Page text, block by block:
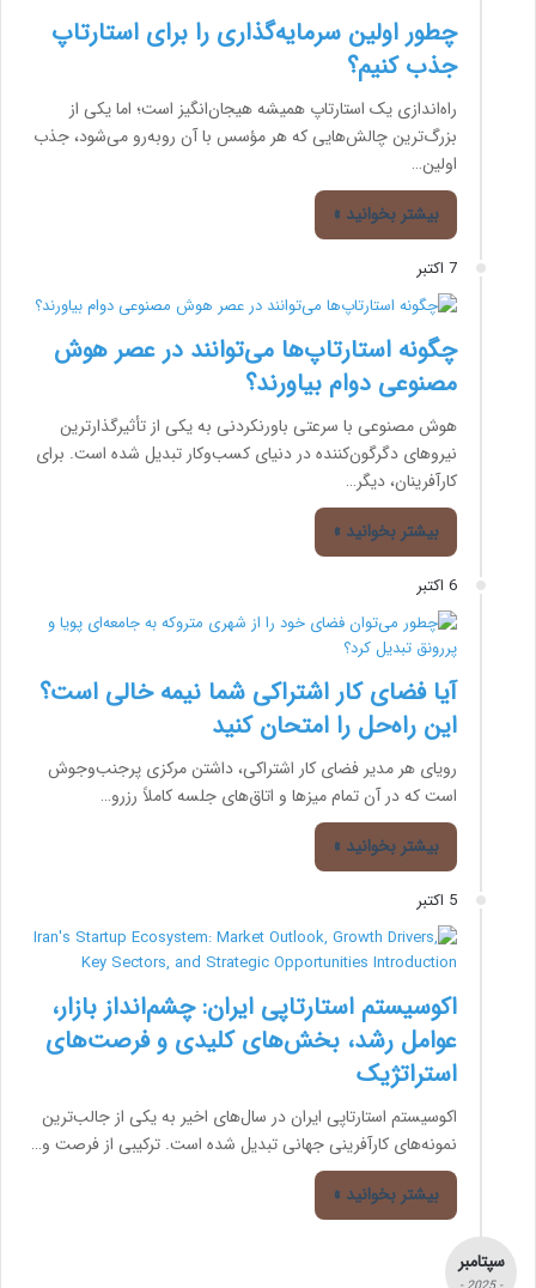
چطور اولین سرمایه‌گذاری را برای استارتاپ
جذب کنیم؟
راه‌اندازی یک استارتاپ همیشه هیجان‌انگیز است؛ اما یکی از
بزرگ‌ترین چالش‌هایی که هر مؤسس با آن روبه‌رو می‌شود، جذب
اولین…
بیشتر بخوانید »
7 اکتبر
چگونه استارتاپ‌ها می‌توانند در عصر هوش
مصنوعی دوام بیاورند؟
هوش مصنوعی با سرعتی باورنکردنی به یکی از تأثیرگذارترین
نیروهای دگرگون‌کننده در دنیای کسب‌وکار تبدیل شده است. برای
کارآفرینان، دیگر…
بیشتر بخوانید »
6 اکتبر
آیا فضای کار اشتراکی شما نیمه‌ خالی است؟
این راه‌حل را امتحان کنید
رویای هر مدیر فضای کار اشتراکی، داشتن مرکزی پرجنب‌وجوش
است که در آن تمام میزها و اتاق‌های جلسه کاملاً رزرو…
بیشتر بخوانید »
5 اکتبر
اکوسیستم استارتاپی ایران: چشم‌انداز بازار،
عوامل رشد، بخش‌های کلیدی و فرصت‌های
استراتژیک
اکوسیستم استارتاپی ایران در سال‌های اخیر به یکی از جالب‌ترین
نمونه‌های کارآفرینی جهانی تبدیل شده است. ترکیبی از فرصت و…
بیشتر بخوانید »
سپتامبر